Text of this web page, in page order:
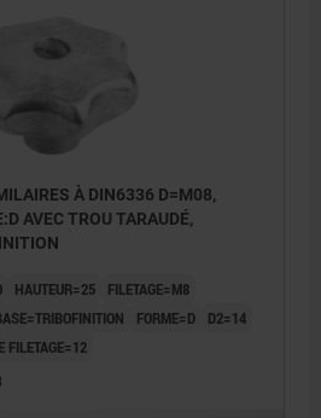
À DIN6336 D=M08,
AVEC TROU TARAUDÉ,
HAUTEUR=25
FILETAGE=M8
FORME=D
D2=14
FILETAGE=12